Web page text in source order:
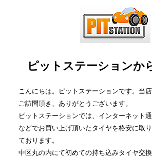
ピットステーションか
こんにちは。ピットステーションです。当
ご訪問頂き、ありがとうございます。
ピットステーションでは、インターネット
などでお買い上げ頂いたタイヤを格安に取
ております。
中区丸の内にて初めての持ち込みタイヤ交